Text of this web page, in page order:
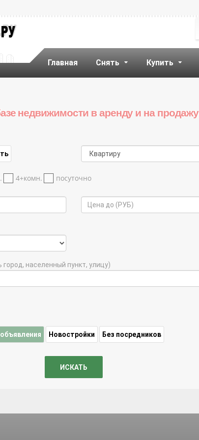
Главная Снять Купить
недвижимости в аренду и на продажу
4+комн. посуточно
город, населенный пункт, улицу)
объявления Новостройки Без посредников